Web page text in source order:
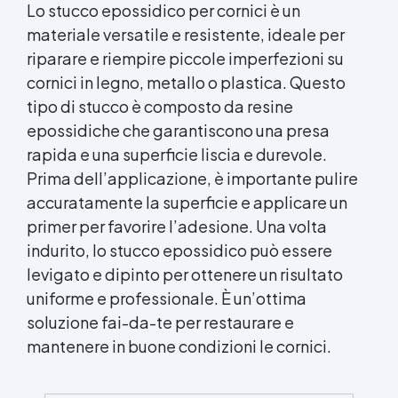
Perfetto per Idraulici e manutentori Hobbisti e
amanti del fai-da-te Settore nautico e piscine
Laboratori e officine meccaniche Stucco
epossidico SteelStick - Clicca qui per scoprire
di più ⚙️ Ripara, ricostruisci e sigilla metalli in
pochi minuti Stucco epossidico bicomponente
specifico per riparazioni rapide su acciaio, ferro,
ghisa e leghe metalliche. Resistente a
temperature, sostanze chimiche e approvato
per il contatto con acqua potabile. Ideale per
officine, impianti idraulici e applicazioni
industriali. ⭐ Caratteristiche principali 🧲
Adesione eccellente su tutti i metalli (acciaio,
ghisa, rame, ottone, alluminio) 🧱 Ripara e
ricostruisce parti danneggiate, crepe e fori 💧
Certificato per acqua potabile (WRAS) ⏱
Indurimento rapido: lavorabile dopo 10 minuti,
completo in 60 min 🪛 Lavorabile
meccanicamente: carteggiabile, forabile,
Lo stucco epossidico per cornici è un
materiale versatile e resistente, ideale per
riparare e riempire piccole imperfezioni su
cornici in legno, metallo o plastica. Questo
tipo di stucco è composto da resine
epossidiche che garantiscono una presa
rapida e una superficie liscia e durevole.
Prima dell’applicazione, è importante pulire
accuratamente la superficie e applicare un
primer per favorire l’adesione. Una volta
indurito, lo stucco epossidico può essere
levigato e dipinto per ottenere un risultato
uniforme e professionale. È un’ottima
soluzione fai-da-te per restaurare e
mantenere in buone condizioni le cornici.